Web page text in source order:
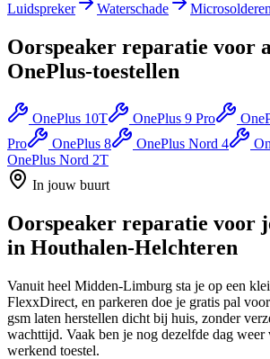
Luidspreker
Waterschade Microsolderen
Oorspeaker reparatie voor
OnePlus-toestellen
OnePlus 10T OnePlus 9 Pro
Pro
OnePlus 8 OnePlus Nord 4
OnePlus Nord 2T
In jouw buurt
Oorspeaker reparatie voor
in Houthalen-Helchteren
Vanuit heel Midden-Limburg sta je op een
FlexxDirect, en parkeren doe je gratis pal
gsm laten herstellen dicht bij huis, zonder
wachttijd. Vaak ben je nog dezelfde dag weer
werkend toestel.